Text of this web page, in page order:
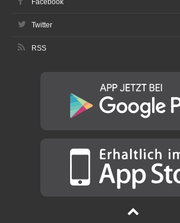
Facebook
Twitter
RSS